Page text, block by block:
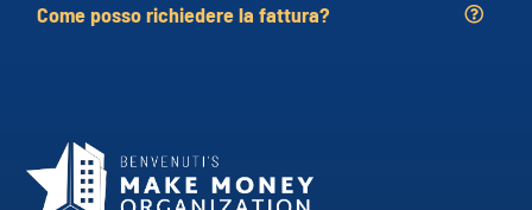
Come posso richiedere la fattura?